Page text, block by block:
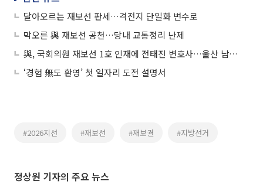
달아오르는 재보선 판세…격전지 단일화 변수로
막오른 與 재보선 공천…당내 교통정리 난제
與, 국회의원 재보선 1호 인재에 전태진 변호사…울산 남갑 출마
‘경험 無도 환영’ 첫 일자리 도전 설명서
#2026지선 #재보선 #재보궐 #지방선거
정상원 기자의 주요 뉴스